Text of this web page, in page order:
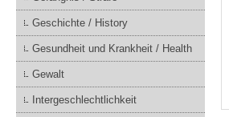
Geschichte / History
Gesundheit und Krankheit / Health
Gewalt
Intergeschlechtlichkeit